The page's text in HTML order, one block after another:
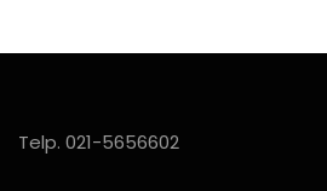
Telp. 021-5656602